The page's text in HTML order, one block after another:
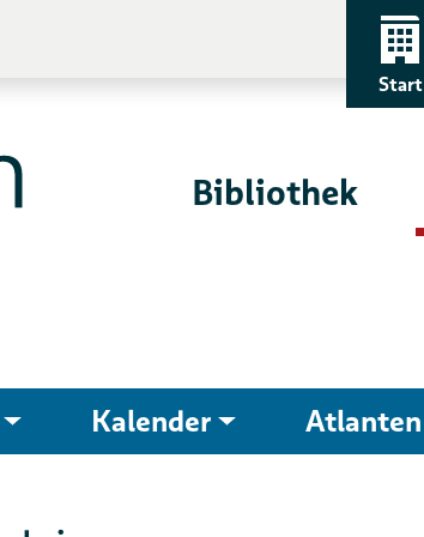
Start
Bibliothek
Kalender Atlanten